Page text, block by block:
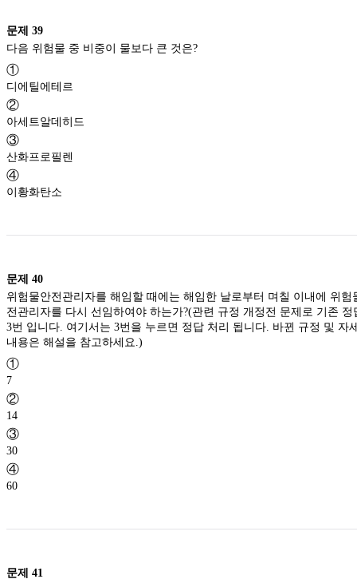
문제 39
①
디에틸에테르
②
아세트알데히드
③
산화프로필렌
④
이황화탄소
문제 40
위험물안전관리자를 해임할 때에는 해임한 날로부터 며칠 이내에 위험
전관리자를 다시 선임하여야 하는가?(관련 규정 개정전 문제로 기존 정
3번 입니다. 여기서는 3번을 누르면 정답 처리 됩니다. 바뀐 규정 및 자
①
7
②
14
③
30
④
60
문제 41